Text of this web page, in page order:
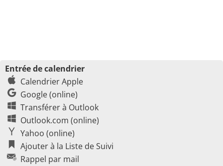
Entrée de calendrier
Calendrier Apple
Google (online)
Transférer à Outlook
Outlook.com (online)
Yahoo (online)
Ajouter à la Liste de Suivi
Rappel par mail